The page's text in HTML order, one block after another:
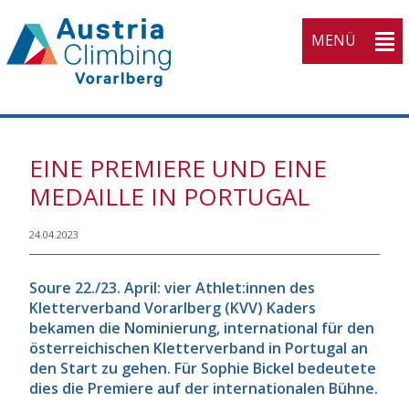
Home
3
Open submenu
Athletinnen
Wettkampfsport
4
Open submenu
Ausbildung
5
Open submenu
Service
10
Open submenu
Verband
MENÜ
EINE PREMIERE UND EINE
MEDAILLE IN PORTUGAL
24.04.2023
Soure 22./23. April: vier Athlet:innen des
Kletterverband Vorarlberg (KVV) Kaders
bekamen die Nominierung, international für den
österreichischen Kletterverband in Portugal an
den Start zu gehen. Für Sophie Bickel bedeutete
dies die Premiere auf der internationalen Bühne.